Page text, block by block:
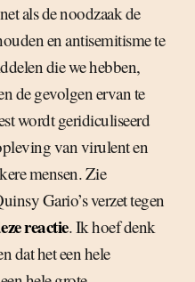
als de noodzaak de
en antisemitisme te
die we hebben,
de gevolgen ervan te
wordt geridiculiseerd
van virulent en
mensen. Zie
Gario’s verzet tegen
reactie. Ik hoef denk
dat het een hele